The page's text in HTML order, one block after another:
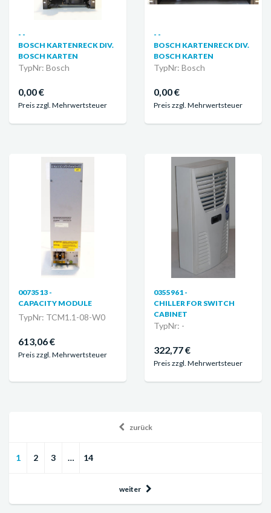
- -
BOSCH KARTENRECK DIV.
BOSCH KARTEN
TypNr: Bosch
0,00 €
Preis zzgl. Mehrwertsteuer
- -
BOSCH KARTENRECK DIV.
BOSCH KARTEN
TypNr: Bosch
0,00 €
Preis zzgl. Mehrwertsteuer
0073513 -
CAPACITY MODULE
TypNr: TCM1.1-08-W0
613,06 €
Preis zzgl. Mehrwertsteuer
0355961 -
CHILLER FOR SWITCH
CABINET
TypNr: -
322,77 €
Preis zzgl. Mehrwertsteuer
zurück
1 2 3 … 14
weiter